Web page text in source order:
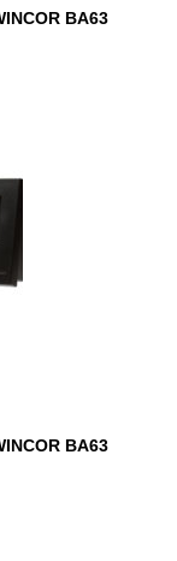
BA63
BA63